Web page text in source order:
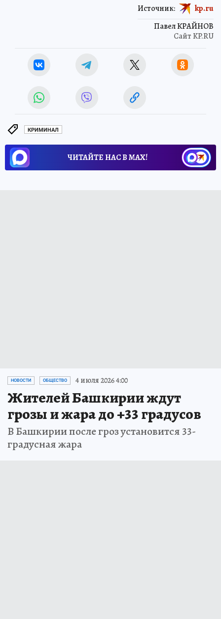
Павел КРАЙНОВ
Сайт KP.RU
Источник: kp.ru
КРИМИНАЛ
ЧИТАЙТЕ НАС В МАХ!
НОВОСТИ ОБЩЕСТВО 4 июля 2026 4:00
Жителей Башкирии ждут
грозы и жара до +33 градусов
В Башкирии после гроз установится 33-
градусная жара